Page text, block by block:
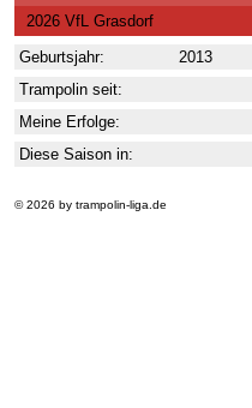
2026 VfL Grasdorf
Geburtsjahr:
2013
Trampolin seit:
Meine Erfolge:
Diese Saison in:
© 2026 by trampolin-liga.de